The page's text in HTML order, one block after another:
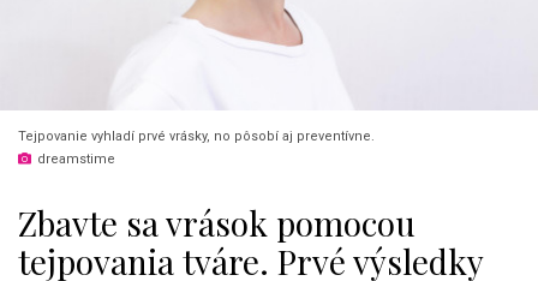
Tejpovanie vyhladí prvé vrásky, no pôsobí aj preventívne.
dreamstime
Zbavte sa vrások pomocou
tejpovania tváre. Prvé výsledky